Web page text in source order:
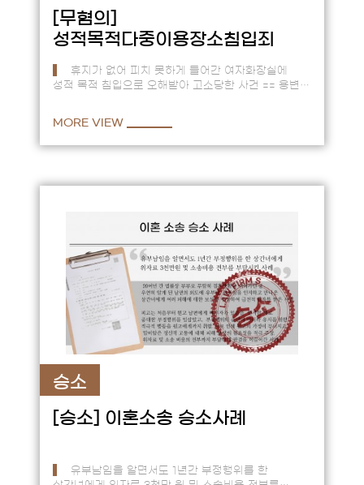
[무혐의]
성적목적다중이용장소침입죄
휴지가 없어 피치 못하게 들어간 여자화장실에
성적 목적 침입으로 오해받아 고소당한 사건 == 용변을
MORE VIEW
승소
[승소] 이혼소송 승소사례
유부남임을 알면서도 1년간 부정행위를 한